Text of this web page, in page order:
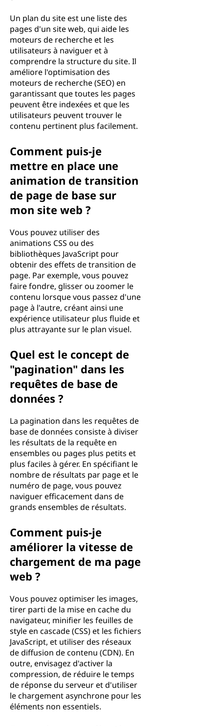
Un plan du site est une liste des
pages d'un site web, qui aide les
moteurs de recherche et les
utilisateurs à naviguer et à
comprendre la structure du site. Il
améliore l'optimisation des
moteurs de recherche (SEO) en
garantissant que toutes les pages
peuvent être indexées et que les
utilisateurs peuvent trouver le
contenu pertinent plus facilement.
Comment puis-je
mettre en place une
animation de transition
de page de base sur
mon site web ?
Vous pouvez utiliser des
animations CSS ou des
bibliothèques JavaScript pour
obtenir des effets de transition de
page. Par exemple, vous pouvez
faire fondre, glisser ou zoomer le
contenu lorsque vous passez d'une
page à l'autre, créant ainsi une
expérience utilisateur plus fluide et
plus attrayante sur le plan visuel.
Quel est le concept de
"pagination" dans les
requêtes de base de
données ?
La pagination dans les requêtes de
base de données consiste à diviser
les résultats de la requête en
ensembles ou pages plus petits et
plus faciles à gérer. En spécifiant le
nombre de résultats par page et le
numéro de page, vous pouvez
naviguer efficacement dans de
grands ensembles de résultats.
Comment puis-je
améliorer la vitesse de
chargement de ma page
web ?
Vous pouvez optimiser les images,
tirer parti de la mise en cache du
navigateur, minifier les feuilles de
style en cascade (CSS) et les fichiers
JavaScript, et utiliser des réseaux
de diffusion de contenu (CDN). En
outre, envisagez d'activer la
compression, de réduire le temps
de réponse du serveur et d'utiliser
le chargement asynchrone pour les
éléments non essentiels.